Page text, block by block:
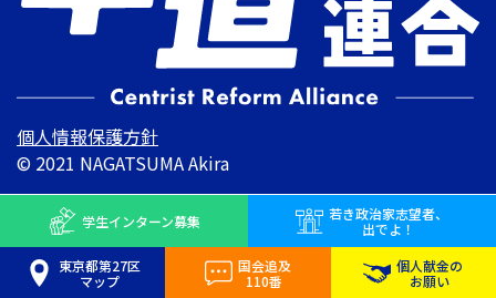
個人情報保護方針
© 2021 NAGATSUMA Akira
学生インターン募集 若き政治家志望者、
出でよ！
東京都第27区
マップ
国会追及
110番
個人献金の
お願い